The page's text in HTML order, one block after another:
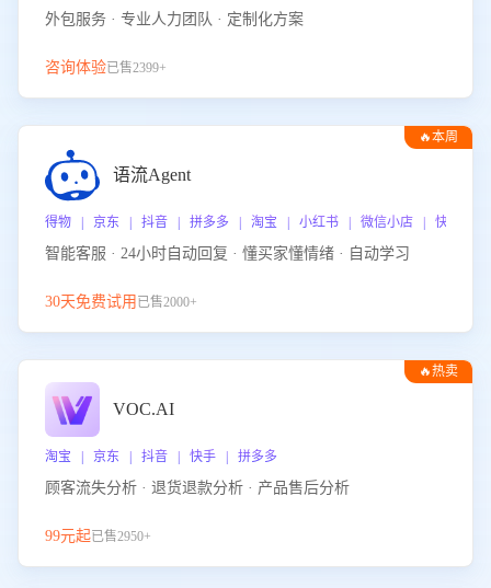
外包服务 · 专业人力团队 · 定制化方案
咨询体验已售2399+
🔥本周
语流Agent
得物 | 京东 | 抖音 | 拼多多 | 淘宝 | 小红书 | 微信小店 | 快手 |
智能客服 · 24小时自动回复 · 懂买家懂情绪 · 自动学习
30天免费试用 已售2000+
🔥热卖
VOC.AI
淘宝 | 京东 | 抖音 | 快手 | 拼多多
顾客流失分析 · 退货退款分析 · 产品售后分析
99元起已售2950+